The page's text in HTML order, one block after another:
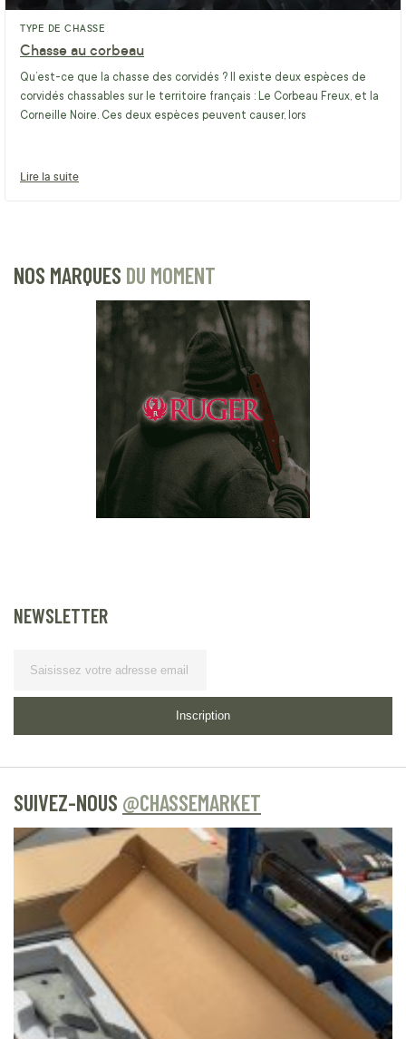
TYPE DE CHASSE
Chasse au corbeau
Qu’est-ce que la chasse des corvidés ? Il existe deux espèces de
corvidés chassables sur le territoire français : Le Corbeau Freux, et la
Corneille Noire. Ces deux espèces peuvent causer, lors
Lire la suite
NOS MARQUES DU MOMENT
NEWSLETTER
Inscription
SUIVEZ-NOUS @CHASSEMARKET